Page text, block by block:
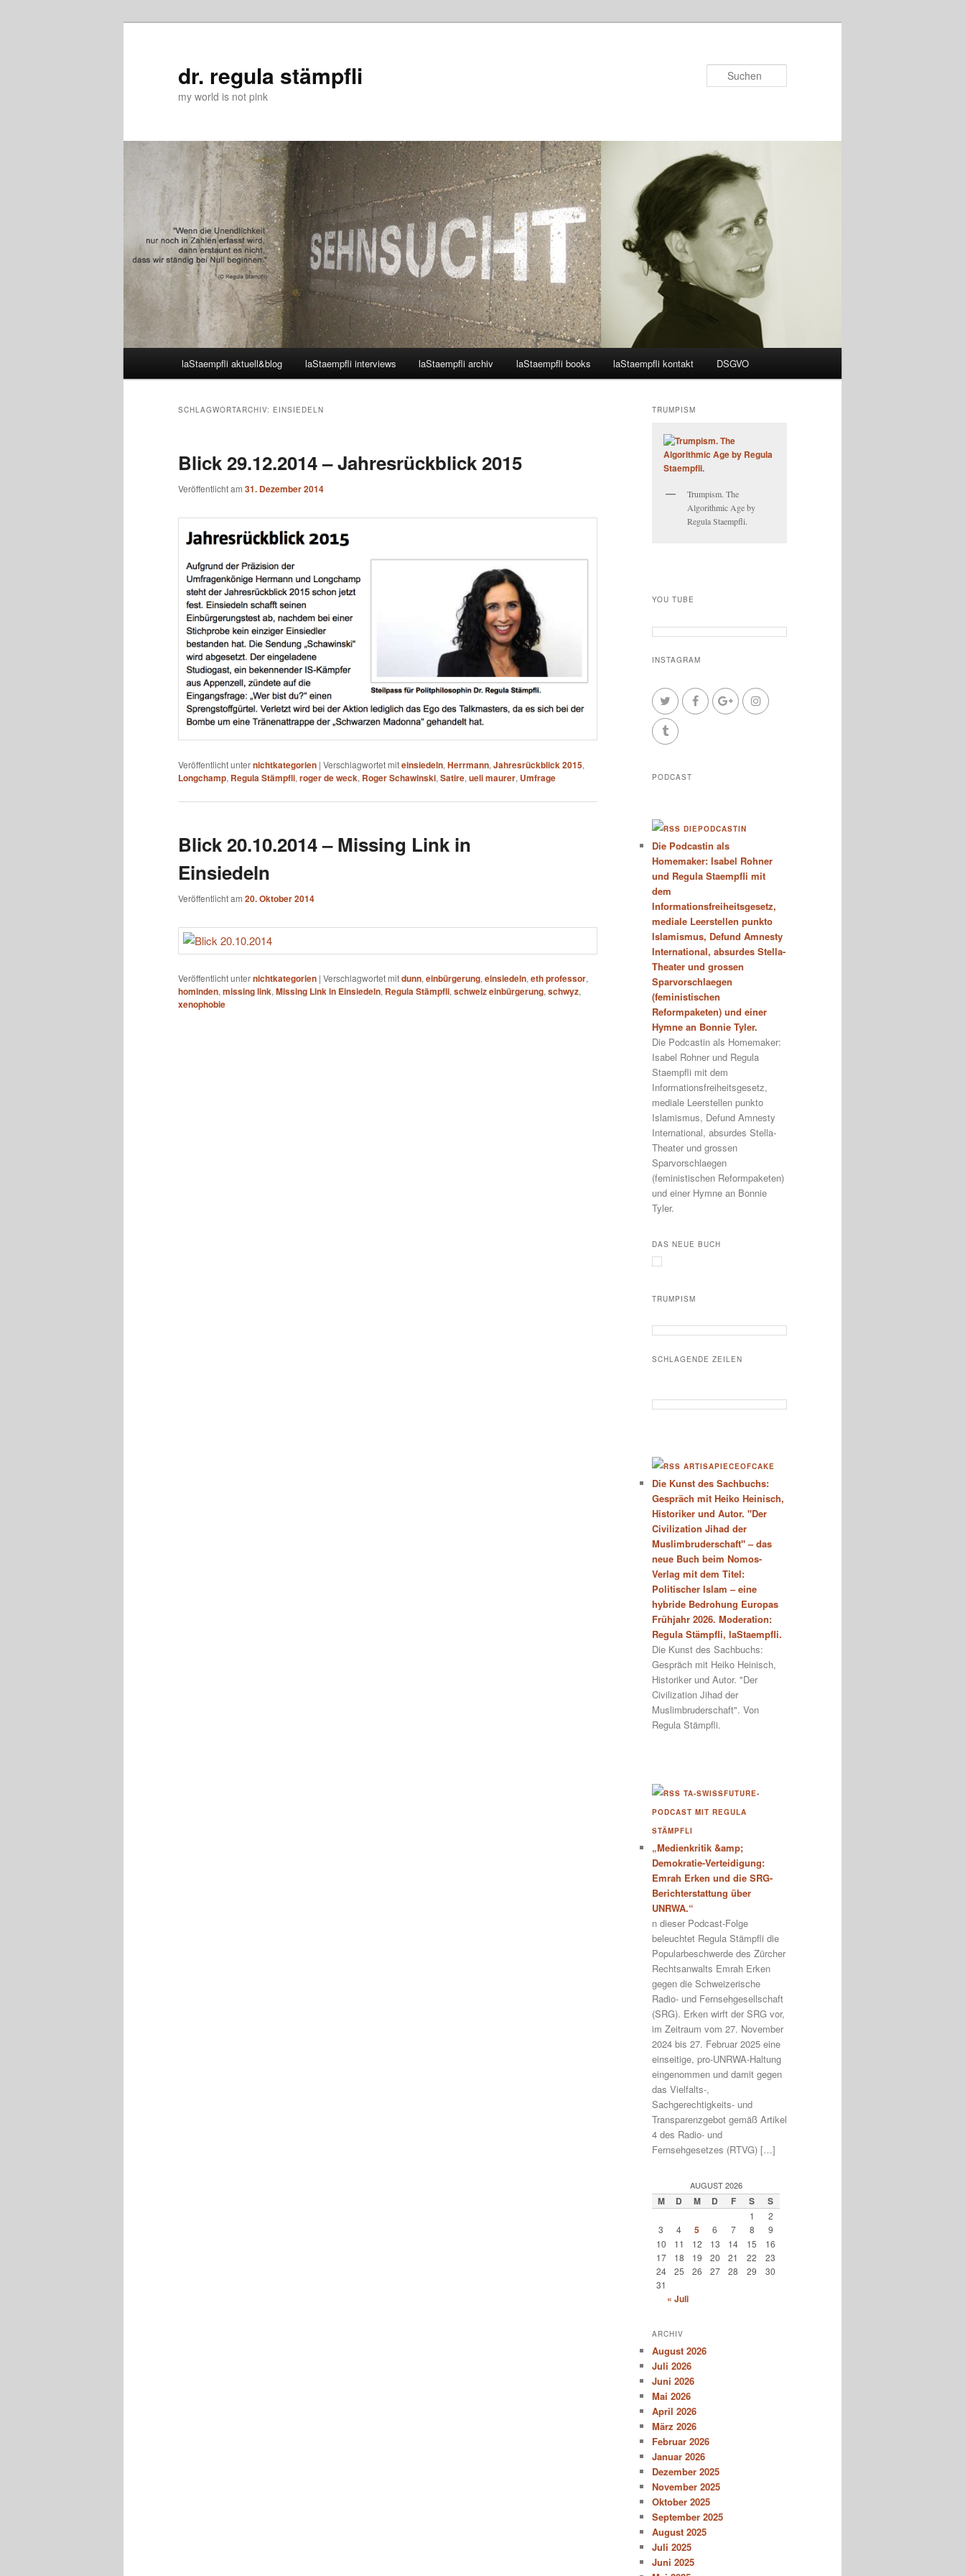
dr. regula stämpfli
my world is not pink
laStaempfli aktuell&blog laStaempfli interviews laStaempfli archiv laStaempfli books laStaempfli kontakt DSGVO
SCHLAGWORTARCHIV: EINSIEDELN
Blick 29.12.2014 – Jahresrückblick 2015
Veröffentlicht am 31. Dezember 2014
Veröffentlicht unternichtkategorien | Verschlagwortet miteinsiedeln, Herrmann, Jahresrückblick 2015,
Longchamp, Regula Stämpfli, roger de weck, Roger Schawinski, Satire, ueli maurer, Umfrage
Blick 20.10.2014 – Missing Link in
Einsiedeln
Veröffentlicht am 20. Oktober 2014
Veröffentlicht unternichtkategorien | Verschlagwortet mitdunn, einbürgerung, einsiedeln, eth professor,
hominden, missing link, Missing Link in Einsiedeln, Regula Stämpfli, schweiz einbürgerung, schwyz,
xenophobie
TRUMPISM
Trumpism. The
Algorithmic Age by
Regula Staempfli.
YOU TUBE
INSTAGRAM
PODCAST
DIEPODCASTIN
Die Podcastin als
Homemaker: Isabel Rohner
und Regula Staempfli mit
dem
Informationsfreiheitsgesetz,
mediale Leerstellen punkto
Islamismus, Defund Amnesty
International, absurdes Stella-
Theater und grossen
Sparvorschlaegen
(feministischen
Reformpaketen) und einer
Hymne an Bonnie Tyler.
Die Podcastin als Homemaker:
Isabel Rohner und Regula
Staempfli mit dem
Informationsfreiheitsgesetz,
mediale Leerstellen punkto
Islamismus, Defund Amnesty
International, absurdes Stella-
Theater und grossen
Sparvorschlaegen
(feministischen Reformpaketen)
und einer Hymne an Bonnie
Tyler.
DAS NEUE BUCH
TRUMPISM
SCHLAGENDE ZEILEN
ARTISAPIECEOFCAKE
Die Kunst des Sachbuchs:
Gespräch mit Heiko Heinisch,
Historiker und Autor. "Der
Civilization Jihad der
Muslimbruderschaft" – das
neue Buch beim Nomos-
Verlag mit dem Titel:
Politischer Islam – eine
hybride Bedrohung Europas
Frühjahr 2026. Moderation:
Regula Stämpfli, laStaempfli.
Die Kunst des Sachbuchs:
Gespräch mit Heiko Heinisch,
Historiker und Autor. "Der
Civilization Jihad der
Muslimbruderschaft". Von
Regula Stämpfli.
TA-SWISSFUTURE-
PODCAST MIT REGULA
STÄMPFLI
„Medienkritik &amp;
Demokratie-Verteidigung:
Emrah Erken und die SRG-
Berichterstattung über
UNRWA.“
n dieser Podcast-Folge
beleuchtet Regula Stämpfli die
Popularbeschwerde des Zürcher
Rechtsanwalts Emrah Erken
gegen die Schweizerische
Radio- und Fernsehgesellschaft
(SRG). Erken wirft der SRG vor,
im Zeitraum vom 27. November
2024 bis 27. Februar 2025 eine
einseitige, pro-UNRWA-Haltung
eingenommen und damit gegen
das Vielfalts-,
Sachgerechtigkeits- und
Transparenzgebot gemäß Artikel
4 des Radio- und
Fernsehgesetzes (RTVG) […]
AUGUST 2026
M D M D F S S
1
2
3
4 5 6 7 8
9
10
11 12 13 14 15
16
17
18 19 20 21 22
23
24
25 26 27 28 29
30
31
« Juli
ARCHIV
August 2026
Juli 2026
Juni 2026
Mai 2026
April 2026
März 2026
Februar 2026
Januar 2026
Dezember 2025
November 2025
Oktober 2025
September 2025
August 2025
Juli 2025
Juni 2025